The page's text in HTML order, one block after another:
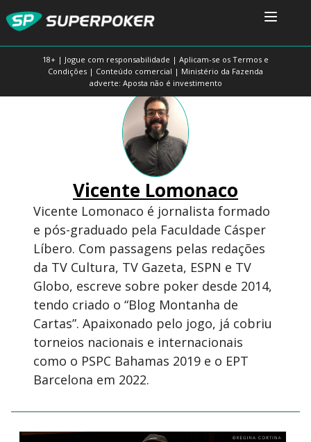
18+ | Jogue com responsabilidade | Aplicam-se os Termos e
Condições | Conteúdo comercial | Ministério da Fazenda
adverte: Aposta não é investimento
Vicente Lomonaco
Vicente Lomonaco é jornalista formado
e pós-graduado pela Faculdade Cásper
Líbero. Com passagens pelas redações
da TV Cultura, TV Gazeta, ESPN e TV
Globo, escreve sobre poker desde 2014,
tendo criado o “Blog Montanha de
Cartas”. Apaixonado pelo jogo, já cobriu
torneios nacionais e internacionais
como o PSPC Bahamas 2019 e o EPT
Barcelona em 2022.